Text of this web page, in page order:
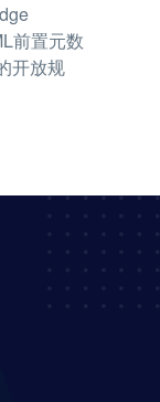
前置元数
开放规